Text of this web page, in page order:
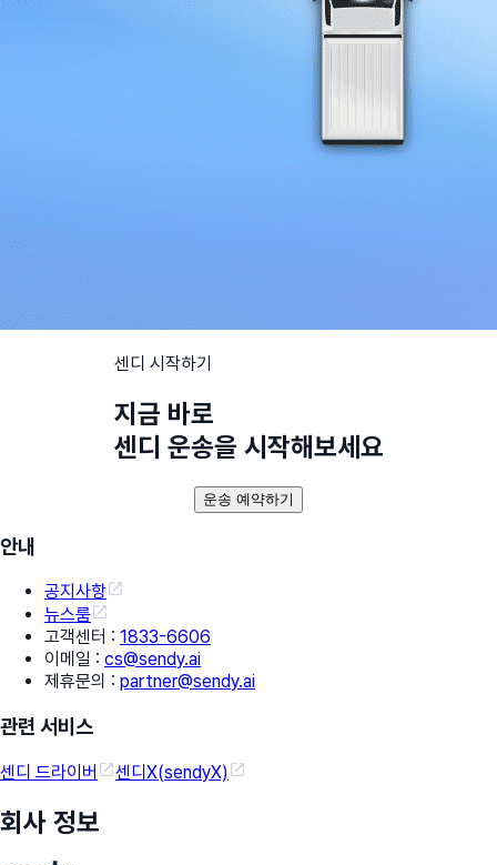
센디 시작하기
지금 바로
센디 운송을 시작해보세요
운송 예약하기
안내
공지사항
뉴스룸
고객센터 : 1833-6606
이메일 : cs@sendy.ai
제휴문의 : partner@sendy.ai
관련 서비스
센디 드라이버 센디X(sendyX)
회사 정보